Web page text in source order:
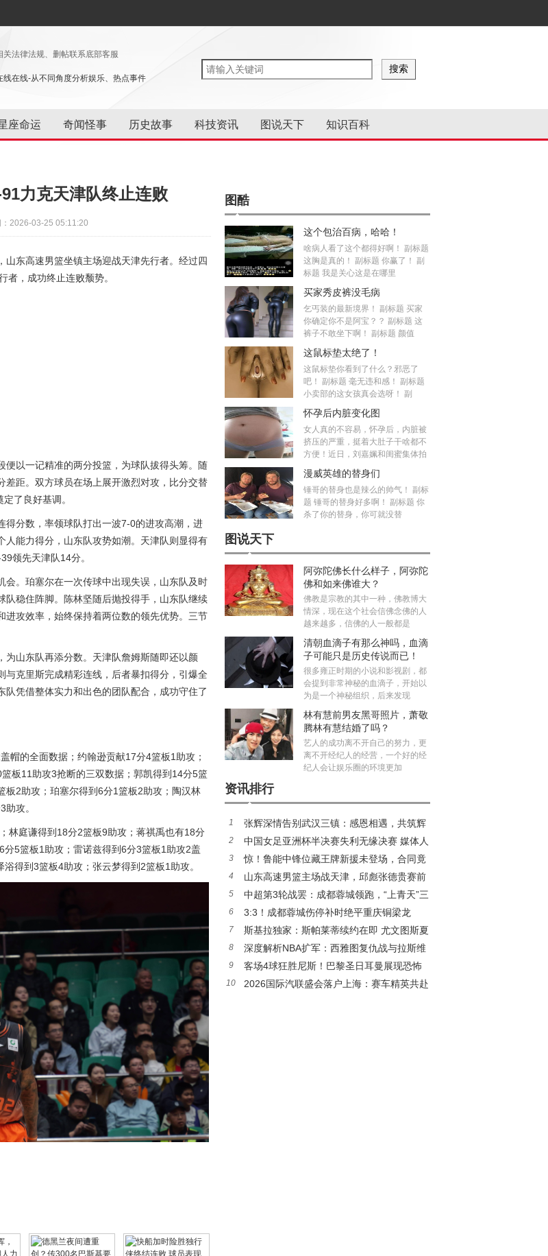
关法律法规、删帖联系底部客服
线在线-从不同角度分析娱乐、热点事件
座命运 奇闻怪事 历史故事 科技资讯 图说天下 知识百科
力克天津队终止连败
2026-03-25 05:11:20
东高速男篮坐镇主场迎战天津先行者。经过四
，成功终止连败颓势。
便以一记精准的两分投篮，为球队拔得头筹。随
差距。双方球员在场上展开激烈对攻，比分交替
了良好基调。
得分数，率领球队打出一波7-0的进攻高潮，进
能力得分，山东队攻势如潮。天津队则显得有
领先天津队14分。
。珀塞尔在一次传球中出现失误，山东队及时
稳住阵脚。陈林坚随后抛投得手，山东队继续
攻效率，始终保持着两位数的领先优势。三节
山东队再添分数。天津队詹姆斯随即还以颜
克里斯完成精彩连线，后者暴扣得分，引爆全
凭借整体实力和出色的团队配合，成功守住了
帽的全面数据；约翰逊贡献17分4篮板1助攻；
板11助攻3抢断的三双数据；郭凯得到14分5篮
2助攻；珀塞尔得到6分1篮板2助攻；陶汉林
攻。
林庭谦得到18分2篮板9助攻；蒋祺禹也有18分
5篮板1助攻；雷诺兹得到6分3篮板1助攻2盖
得到3篮板4助攻；张云梦得到2篮板1助攻。
图酷
这个包治百病，哈哈！
啥病人看了这个都得好啊！ 副标题
这胸是真的！ 副标题 你赢了！ 副
标题 我是关心这是在哪里
买家秀皮裤没毛病
乞丐装的最新境界！ 副标题 买家
你确定你不是阿宝？？ 副标题 这
裤子不敢坐下啊！ 副标题 颜值
这鼠标垫太绝了！
这鼠标垫你看到了什么？邪恶了
吧！ 副标题 毫无违和感！ 副标题
小卖部的这女孩真会选呀！ 副
怀孕后内脏变化图
女人真的不容易，怀孕后，内脏被
挤压的严重，挺着大肚子干啥都不
方便！近日，刘嘉姵和闺蜜集体拍
漫威英雄的替身们
锤哥的替身也是辣么的帅气！ 副标
题 锤哥的替身好多啊！ 副标题 你
杀了你的替身，你可就没替
图说天下
阿弥陀佛长什么样子，阿弥陀
佛和如来佛谁大？
佛教是宗教的其中一种，佛教博大
情深，现在这个社会信佛念佛的人
越来越多，信佛的人一般都是
清朝血滴子有那么神吗，血滴
子可能只是历史传说而已！
很多雍正时期的小说和影视剧，都
会提到非常神秘的血滴子，开始以
为是一个神秘组织，后来发现
林有慧前男友黑哥照片，萧敬
腾林有慧结婚了吗？
艺人的成功离不开自己的努力，更
离不开经纪人的经营，一个好的经
纪人会让娱乐圈的环境更加
资讯排行
1
张辉深情告别武汉三镇：感恩相遇，共筑辉
煌旅程
2
中国女足亚洲杯半决赛失利无缘决赛 媒体人
热议米利西奇去留
3
惊！鲁能中锋位藏王牌新援未登场，合同竟
签至2026年底
4
山东高速男篮主场战天津，邱彪张德贵赛前
友好互动引关注
5
中超第3轮战罢：成都蓉城领跑，“上青天”三
队陷榜尾困境
6 3:3！成都蓉城伤停补时绝平重庆铜梁龙
7
斯基拉独家：斯帕莱蒂续约在即 尤文图斯夏
窗五线补强剑指欧冠
8
深度解析NBA扩军：西雅图复仇战与拉斯维
加斯新王朝的资本博弈
9
客场4球狂胜尼斯！巴黎圣日耳曼展现恐怖
统治力
10
2026国际汽联盛会落户上海：赛车精英共赴